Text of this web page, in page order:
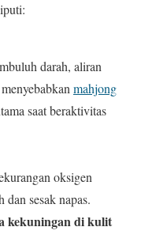
darah, aliran
mahjong
saat beraktivitas
oksigen
dan sesak napas.
kekuningan di kulit